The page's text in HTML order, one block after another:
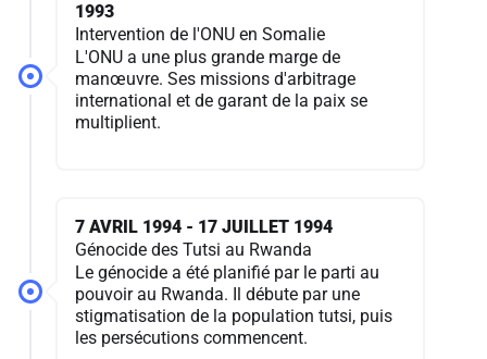
1993
Intervention de l'ONU en Somalie
L'ONU a une plus grande marge de
manœuvre. Ses missions d'arbitrage
international et de garant de la paix se
multiplient.
7 AVRIL 1994 - 17 JUILLET 1994
Génocide des Tutsi au Rwanda
Le génocide a été planifié par le parti au
pouvoir au Rwanda. Il débute par une
stigmatisation de la population tutsi, puis
les persécutions commencent.